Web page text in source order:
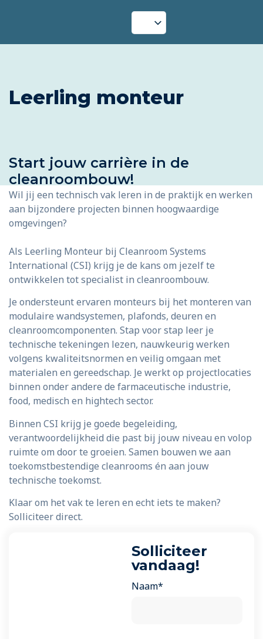
Leerling monteur
Start jouw carrière in de
cleanroombouw!
Wil jij een technisch vak leren in de praktijk en werken
aan bijzondere projecten binnen hoogwaardige
omgevingen?
Als Leerling Monteur bij Cleanroom Systems
International (CSI) krijg je de kans om jezelf te
ontwikkelen tot specialist in cleanroombouw.
Je ondersteunt ervaren monteurs bij het monteren van
modulaire wandsystemen, plafonds, deuren en
cleanroomcomponenten. Stap voor stap leer je
technische tekeningen lezen, nauwkeurig werken
volgens kwaliteitsnormen en veilig omgaan met
materialen en gereedschap. Je werkt op projectlocaties
binnen onder andere de farmaceutische industrie,
food, medisch en hightech sector.
Binnen CSI krijg je goede begeleiding,
verantwoordelijkheid die past bij jouw niveau en volop
ruimte om door te groeien. Samen bouwen we aan
toekomstbestendige cleanrooms én aan jouw
technische toekomst.
Klaar om het vak te leren en echt iets te maken?
Solliciteer direct.
Solliciteer
vandaag!
Naam*